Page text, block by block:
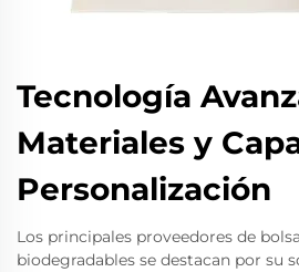
Tecnología
Materiales y
Personalización
Los principales proveedores de
biodegradables se destacan por su